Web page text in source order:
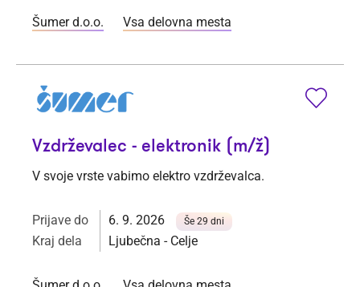
Šumer d.o.o. Vsa delovna mesta
Vzdrževalec - elektronik (m/ž)
V svoje vrste vabimo elektro vzdrževalca.
Prijave do 6. 9. 2026 Še 29 dni
Kraj dela Ljubečna - Celje